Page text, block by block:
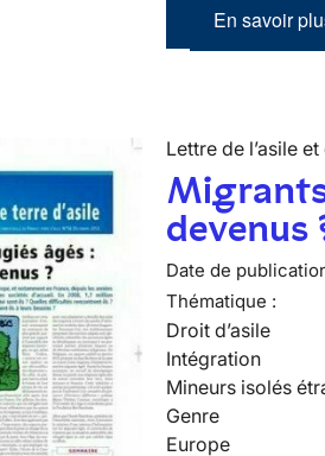
En savoir
Lettre de l’asile
devenus
Date de
Thématique :
Droit d’asile
Intégration
Mineurs isolés
Genre
Europe